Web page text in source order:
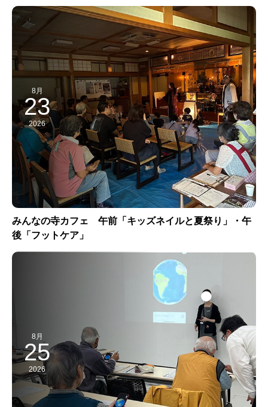
8月
23
2026
みんなの寺カフェ 午前「キッズネイルと夏祭り」・午
後「フットケア」
8月
25
2026